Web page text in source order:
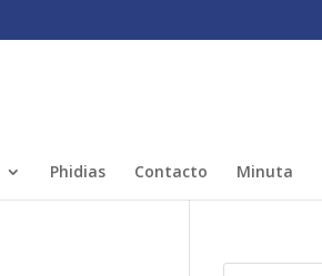
Phidias Contacto Minuta